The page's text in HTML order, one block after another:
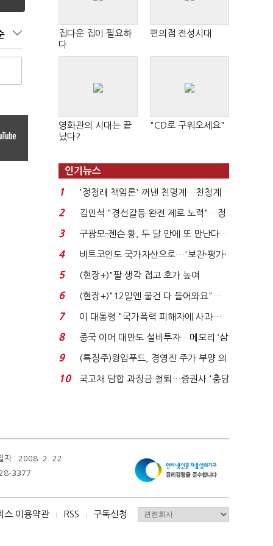
집다운 집이 필요하
다
편의점 전성시대
영화관의 시대는 끝
났다?
"CD로 구워오세요"
인기뉴스
1
'정청래 책임론' 꺼낸 친명계…친청계
는 추가투표 때리기...
2
김민석 "경선갈등 완전 제로 노력"…정
청래 "반명 공세 사...
3
구광모-젠슨 황, 두 달 만에 또 만난다…
로봇·AI 등 논...
4
비트코인도 국가자산으로…'보관·평가·
처분' 기준은 ...
5
(현장+)"팔 생각 접고 호가 높여
요"…'덜 똘똘한 한 채' 20...
6
(현장+)"12일엔 물건 다 들어와요"…
빈 매대 채우며 문 연 ...
7
이 대통령 "국가폭력 피해자에 사과…
적극적 조사로 진...
8
중국 이어 대만도 설비투자…메모리 ‘삼
국전쟁’
9
(특징주)윙입푸드, 경영진 주가 부양 의
지에 상한가...
10
국고채 담합 과징금 철퇴…증권사 '충당
자 : 2008. 2. 22
3377
스 이용약관 I RSS I 구독신청